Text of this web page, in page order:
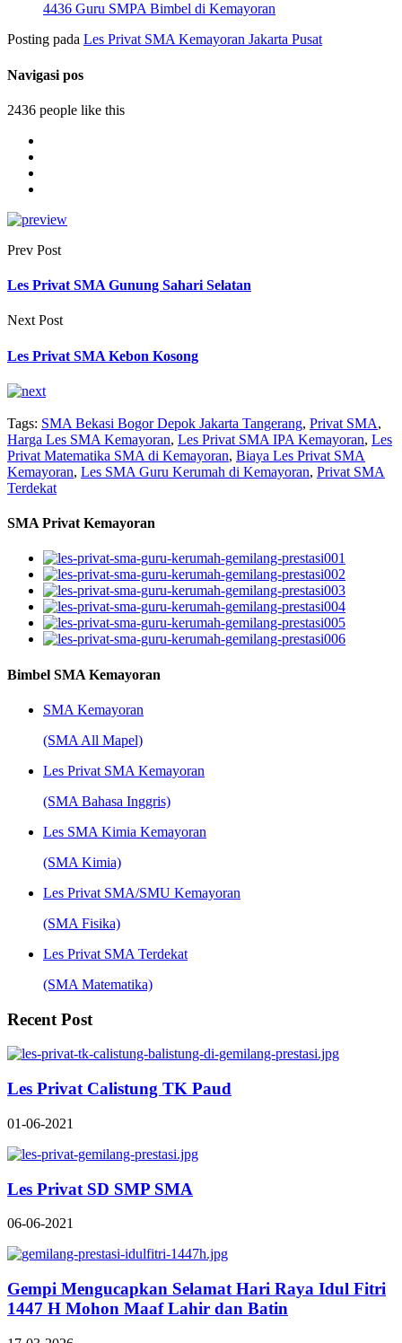
4436 Guru SMPA Bimbel di Kemayoran
Posting pada Les Privat SMA Kemayoran Jakarta Pusat
Navigasi pos
2436 people like this
Prev Post
Les Privat SMA Gunung Sahari Selatan
Next Post
Les Privat SMA Kebon Kosong
Tags: SMA Bekasi Bogor Depok Jakarta Tangerang, Privat SMA,
Harga Les SMA Kemayoran, Les Privat SMA IPA Kemayoran, Les
Privat Matematika SMA di Kemayoran, Biaya Les Privat SMA
Kemayoran, Les SMA Guru Kerumah di Kemayoran, Privat SMA
Terdekat
SMA Privat Kemayoran
Bimbel SMA Kemayoran
SMA Kemayoran
(SMA All Mapel)
Les Privat SMA Kemayoran
(SMA Bahasa Inggris)
Les SMA Kimia Kemayoran
(SMA Kimia)
Les Privat SMA/SMU Kemayoran
(SMA Fisika)
Les Privat SMA Terdekat
(SMA Matematika)
Recent Post
Les Privat Calistung TK Paud
01-06-2021
Les Privat SD SMP SMA
06-06-2021
Gempi Mengucapkan Selamat Hari Raya Idul Fitri
1447 H Mohon Maaf Lahir dan Batin